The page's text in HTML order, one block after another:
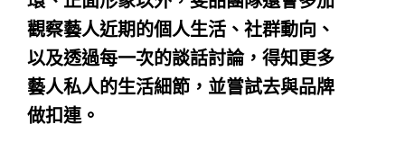
觀察藝人近期的個人生活、社群動向、
以及透過每一次的談話討論，得知更多
藝人私人的生活細節，並嘗試去與品牌
做扣連。